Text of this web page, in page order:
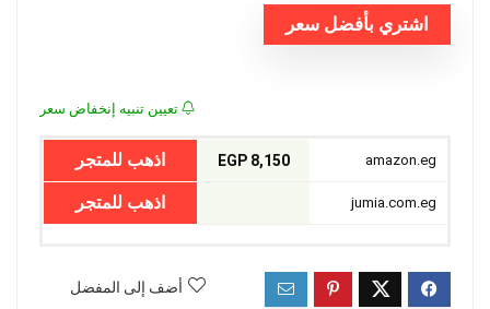
اشتري بأفضل سعر
تعيين تنبيه إنخفاض سعر
8,150 EGP اذهب للمتجر
اذهب للمتجر
أضف إلى المفضل